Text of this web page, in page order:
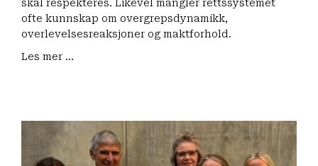
skal respekteres. Likevel mangler rettssystemet
ofte kunnskap om overgrepsdynamikk,
overlevelsesreaksjoner og maktforhold.
Les mer ...